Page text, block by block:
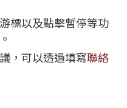
標以及點擊暫停等功
，可以透過填寫聯絡